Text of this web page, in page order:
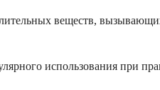
веществ,
использования при